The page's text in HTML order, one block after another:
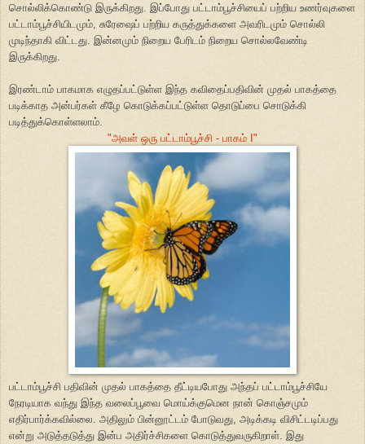
சொல்லிக்கொண்டு இருக்கிறது. இப்போது பட்டாம்பூச்சியைப் பற்றிய உணர்வுகளை
பட்டாம்பூச்சியிடமும், சுரேஷைப் பற்றிய கருத்துக்களை அவரிடமும் சொல்லி
முடிந்தாகி விட்டது. இன்னமும் நிறைய பேரிடம் நிறைய சொல்லவேண்டி
இருக்கிறது.
இரண்டாம் பாகமாக எழுதப்பட்டுள்ள இந்த கவிதைப்பதிவின் முதல் பாகத்தை
படிக்காத அன்பர்கள் கீழே கொடுக்கப்பட்டுள்ள தொடுப்பை சொடுக்கி
படித்துக்கொள்ளலாம்.
"அவள் ஒரு பட்டாம்பூச்சி - பாகம் I"
பட்டாம்பூச்சி பதிவின் முதல் பாகத்தை தீட்டியபோது அந்தப் பட்டாம்பூச்சியே
நேரடியாக வந்து இந்த வலைப்பூவை மொய்க்குமென நான் கொஞ்சமும்
எதிர்பார்க்கவில்லை. அதிலும் பின்னூட்டம் போடுவது, அடிக்கடி விசிட்டடிப்பது
என்று அடுத்தடுத்து இன்ப அதிர்ச்சிகளை கொடுத்துவருகிறாள். இது